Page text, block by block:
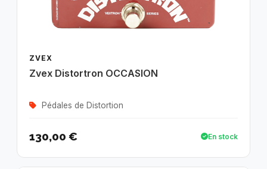
ZVEX
Zvex Distortron OCCASION
Pédales de Distortion
130,00 € En stock